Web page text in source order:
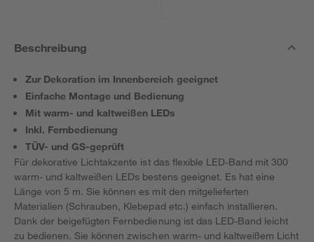
Beschreibung
Zur Dekoration im Innenbereich geeignet
Einfache Montage und Bedienung
Mit warm- und kaltweißen LEDs
Inkl. Fernbedienung
TÜV- und GS-geprüft
Für dekorative Lichtakzente ist das flexible LED-Band mit 300
warm- und kaltweißen LEDs bestens geeignet. Es hat eine
Länge von 5 m. Sie können es mit den mitgelieferten
Materialien (Schrauben, Klebepad etc.) einfach installieren.
Dank der beigefügten Fernbedienung ist das LED-Band leicht
zu bedienen. Sie können zwischen warm- und kaltweißem Licht